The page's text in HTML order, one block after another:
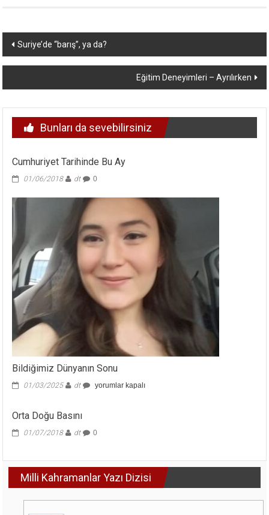
Yazı
dolaşımı
Suriye’de “barış”, ya da?
Eğitim Deneyimleri – Ayrılırken
Bunları da sevebilirsiniz
Cumhuriyet Tarihinde Bu Ay
01/06/2018 dt 0
Bildiğimiz Dünyanın Sonu
01/03/2025 dt
Bildiğimiz
yorumlar kapalı
Orta Doğu Basını
01/07/2018 dt 0
Milli Kahramanlar Yazı Dizisi